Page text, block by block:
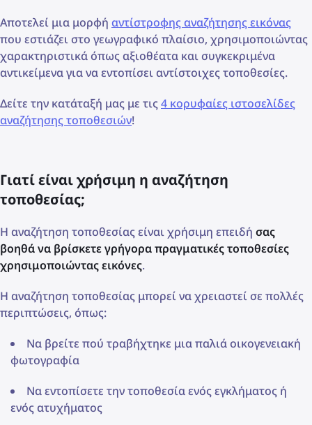
Αποτελεί μια μορφή αντίστροφης αναζήτησης εικόνας
που εστιάζει στο γεωγραφικό πλαίσιο, χρησιμοποιώντας
χαρακτηριστικά όπως αξιοθέατα και συγκεκριμένα
αντικείμενα για να εντοπίσει αντίστοιχες τοποθεσίες.
Δείτε την κατάταξή μας με τις 4 κορυφαίες ιστοσελίδες
αναζήτησης τοποθεσιών!
Γιατί είναι χρήσιμη η αναζήτηση
τοποθεσίας;
Η αναζήτηση τοποθεσίας είναι χρήσιμη επειδή σας
βοηθά να βρίσκετε γρήγορα πραγματικές τοποθεσίες
χρησιμοποιώντας εικόνες.
Η αναζήτηση τοποθεσίας μπορεί να χρειαστεί σε πολλές
περιπτώσεις, όπως:
Να βρείτε πού τραβήχτηκε μια παλιά οικογενειακή
φωτογραφία
Να εντοπίσετε την τοποθεσία ενός εγκλήματος ή
ενός ατυχήματος